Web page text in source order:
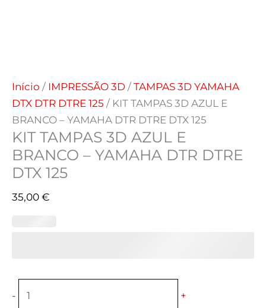
Início / IMPRESSÃO 3D / TAMPAS 3D YAMAHA
DTX DTR DTRE 125 / KIT TAMPAS 3D AZUL E
BRANCO – YAMAHA DTR DTRE DTX 125
KIT TAMPAS 3D AZUL E
BRANCO – YAMAHA DTR DTRE
DTX 125
35,00 €
- +